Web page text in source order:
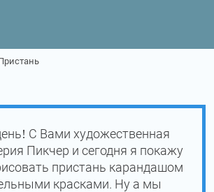
С Вами художественная
Пикчер и сегодня я покажу
пристань карандашом
красками. Ну а мы